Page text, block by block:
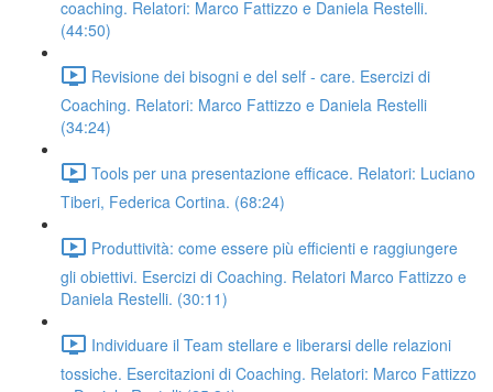
coaching. Relatori: Marco Fattizzo e Daniela Restelli.
(44:50)
Revisione dei bisogni e del self - care. Esercizi di
Coaching. Relatori: Marco Fattizzo e Daniela Restelli
(34:24)
Tools per una presentazione efficace. Relatori: Luciano
Tiberi, Federica Cortina. (68:24)
Produttività: come essere più efficienti e raggiungere
gli obiettivi. Esercizi di Coaching. Relatori Marco Fattizzo e
Daniela Restelli. (30:11)
Individuare il Team stellare e liberarsi delle relazioni
tossiche. Esercitazioni di Coaching. Relatori: Marco Fattizzo